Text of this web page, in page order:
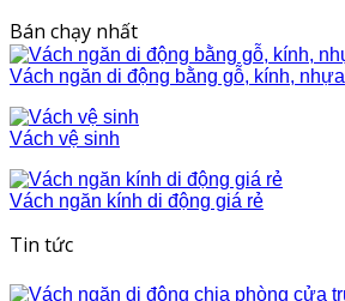
Bán chạy nhất
Vách ngăn di động bằng gỗ, kính, nhựa
Vách vệ sinh
Vách ngăn kính di động giá rẻ
Tin tức